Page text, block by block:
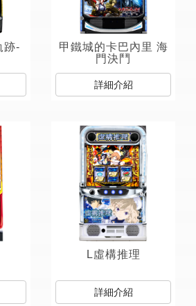
跡-
甲鐵城的卡巴內里 海
門決鬥
詳細介紹
L虛構推理
詳細介紹